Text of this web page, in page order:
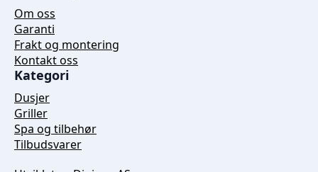
Om oss
Garanti
Frakt og montering
Kontakt oss
Kategori
Dusjer
Griller
Spa og tilbehør
Tilbudsvarer